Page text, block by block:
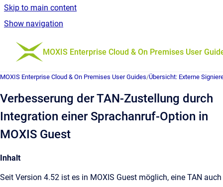
Skip to main content
Show navigation
Go to homepage
MOXIS Enterprise Cloud & On Premises User
MOXIS Enterprise Cloud & On Premises User Guides/Übersicht: Externe
Verbesserung der TAN-Zustellung durch
Integration einer Sprachanruf-Option in
MOXIS Guest
Inhalt
Seit Version 4.52 ist es in MOXIS Guest möglich, eine TAN auch